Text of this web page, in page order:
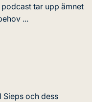
tar upp ämnet
...
och dess